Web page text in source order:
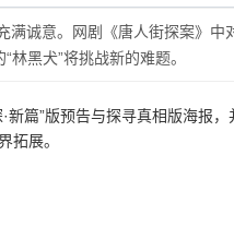
满诚意。网剧《唐人街探案》
黑犬”将挑战新的难题。
新篇”版预告与探寻真相版海报
拓展。